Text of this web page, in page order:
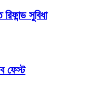
সুবিধা
ফেস্ট